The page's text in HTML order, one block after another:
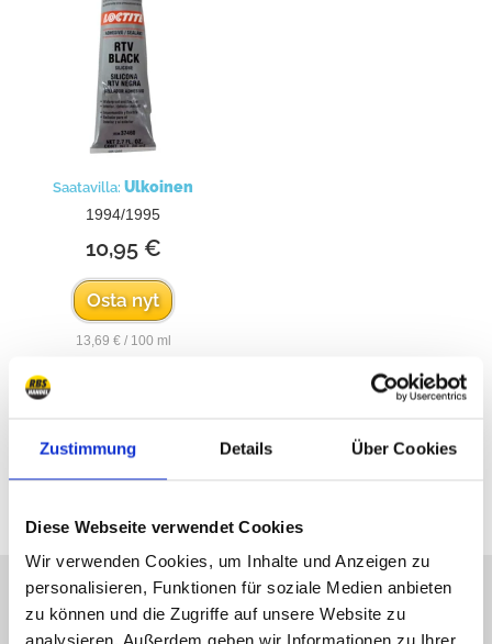
Zustimmung Details Über Cookies
Diese Webseite verwendet Cookies
Wir verwenden Cookies, um Inhalte und Anzeigen zu
personalisieren, Funktionen für soziale Medien anbieten
zu können und die Zugriffe auf unsere Website zu
analysieren. Außerdem geben wir Informationen zu Ihrer
Saatavilla: Ulkoinen
1994/1995
10,95 €
Osta nyt
13,69 € / 100 ml
Kaikki hinnat sisältävät ALV:n
Valitettavasti emme ole
verkossa, mutta laita meille